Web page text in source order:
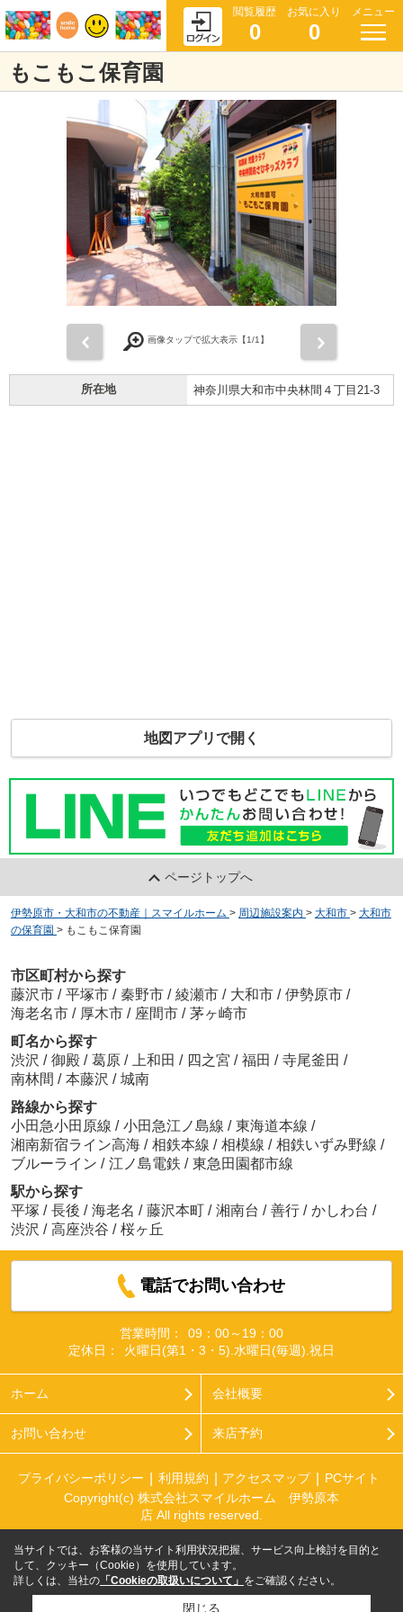
閲覧履歴
0
お気に入り
0
メニュー
もこもこ保育園
画像タップで拡大表示【1/1】
所在地 神奈川県大和市中央林間４丁目21-3
地図アプリで開く
ページトップへ
伊勢原市・大和市の不動産｜スマイルホーム > 周辺施設案内 > 大和市 > 大和市
の保育園 > もこもこ保育園
市区町村から探す
藤沢市 / 平塚市 / 秦野市 / 綾瀬市 / 大和市 / 伊勢原市 /
海老名市 / 厚木市 / 座間市 / 茅ヶ崎市
町名から探す
渋沢 / 御殿 / 葛原 / 上和田 / 四之宮 / 福田 / 寺尾釜田 /
南林間 / 本藤沢 / 城南
路線から探す
小田急小田原線 / 小田急江ノ島線 / 東海道本線 /
湘南新宿ライン高海 / 相鉄本線 / 相模線 / 相鉄いずみ野線 /
ブルーライン / 江ノ島電鉄 / 東急田園都市線
駅から探す
平塚 / 長後 / 海老名 / 藤沢本町 / 湘南台 / 善行 / かしわ台 /
渋沢 / 高座渋谷 / 桜ヶ丘
電話でお問い合わせ
営業時間：
09：00～19：00
定休日：
火曜日(第1・3・5).水曜日(毎週).祝日
ホーム 会社概要
お問い合わせ 来店予約
プライバシーポリシー 利用規約 アクセスマップ
PCサイト
Copyright(c) 株式会社スマイルホーム 伊勢原本
店 All rights reserved.
当サイトでは、お客様の当サイト利用状況把握、サービス向上検討を目的と
して、クッキー（Cookie）を使用しています。
詳しくは、当社の 「Cookieの取扱いについて」 をご確認ください。
閉じる